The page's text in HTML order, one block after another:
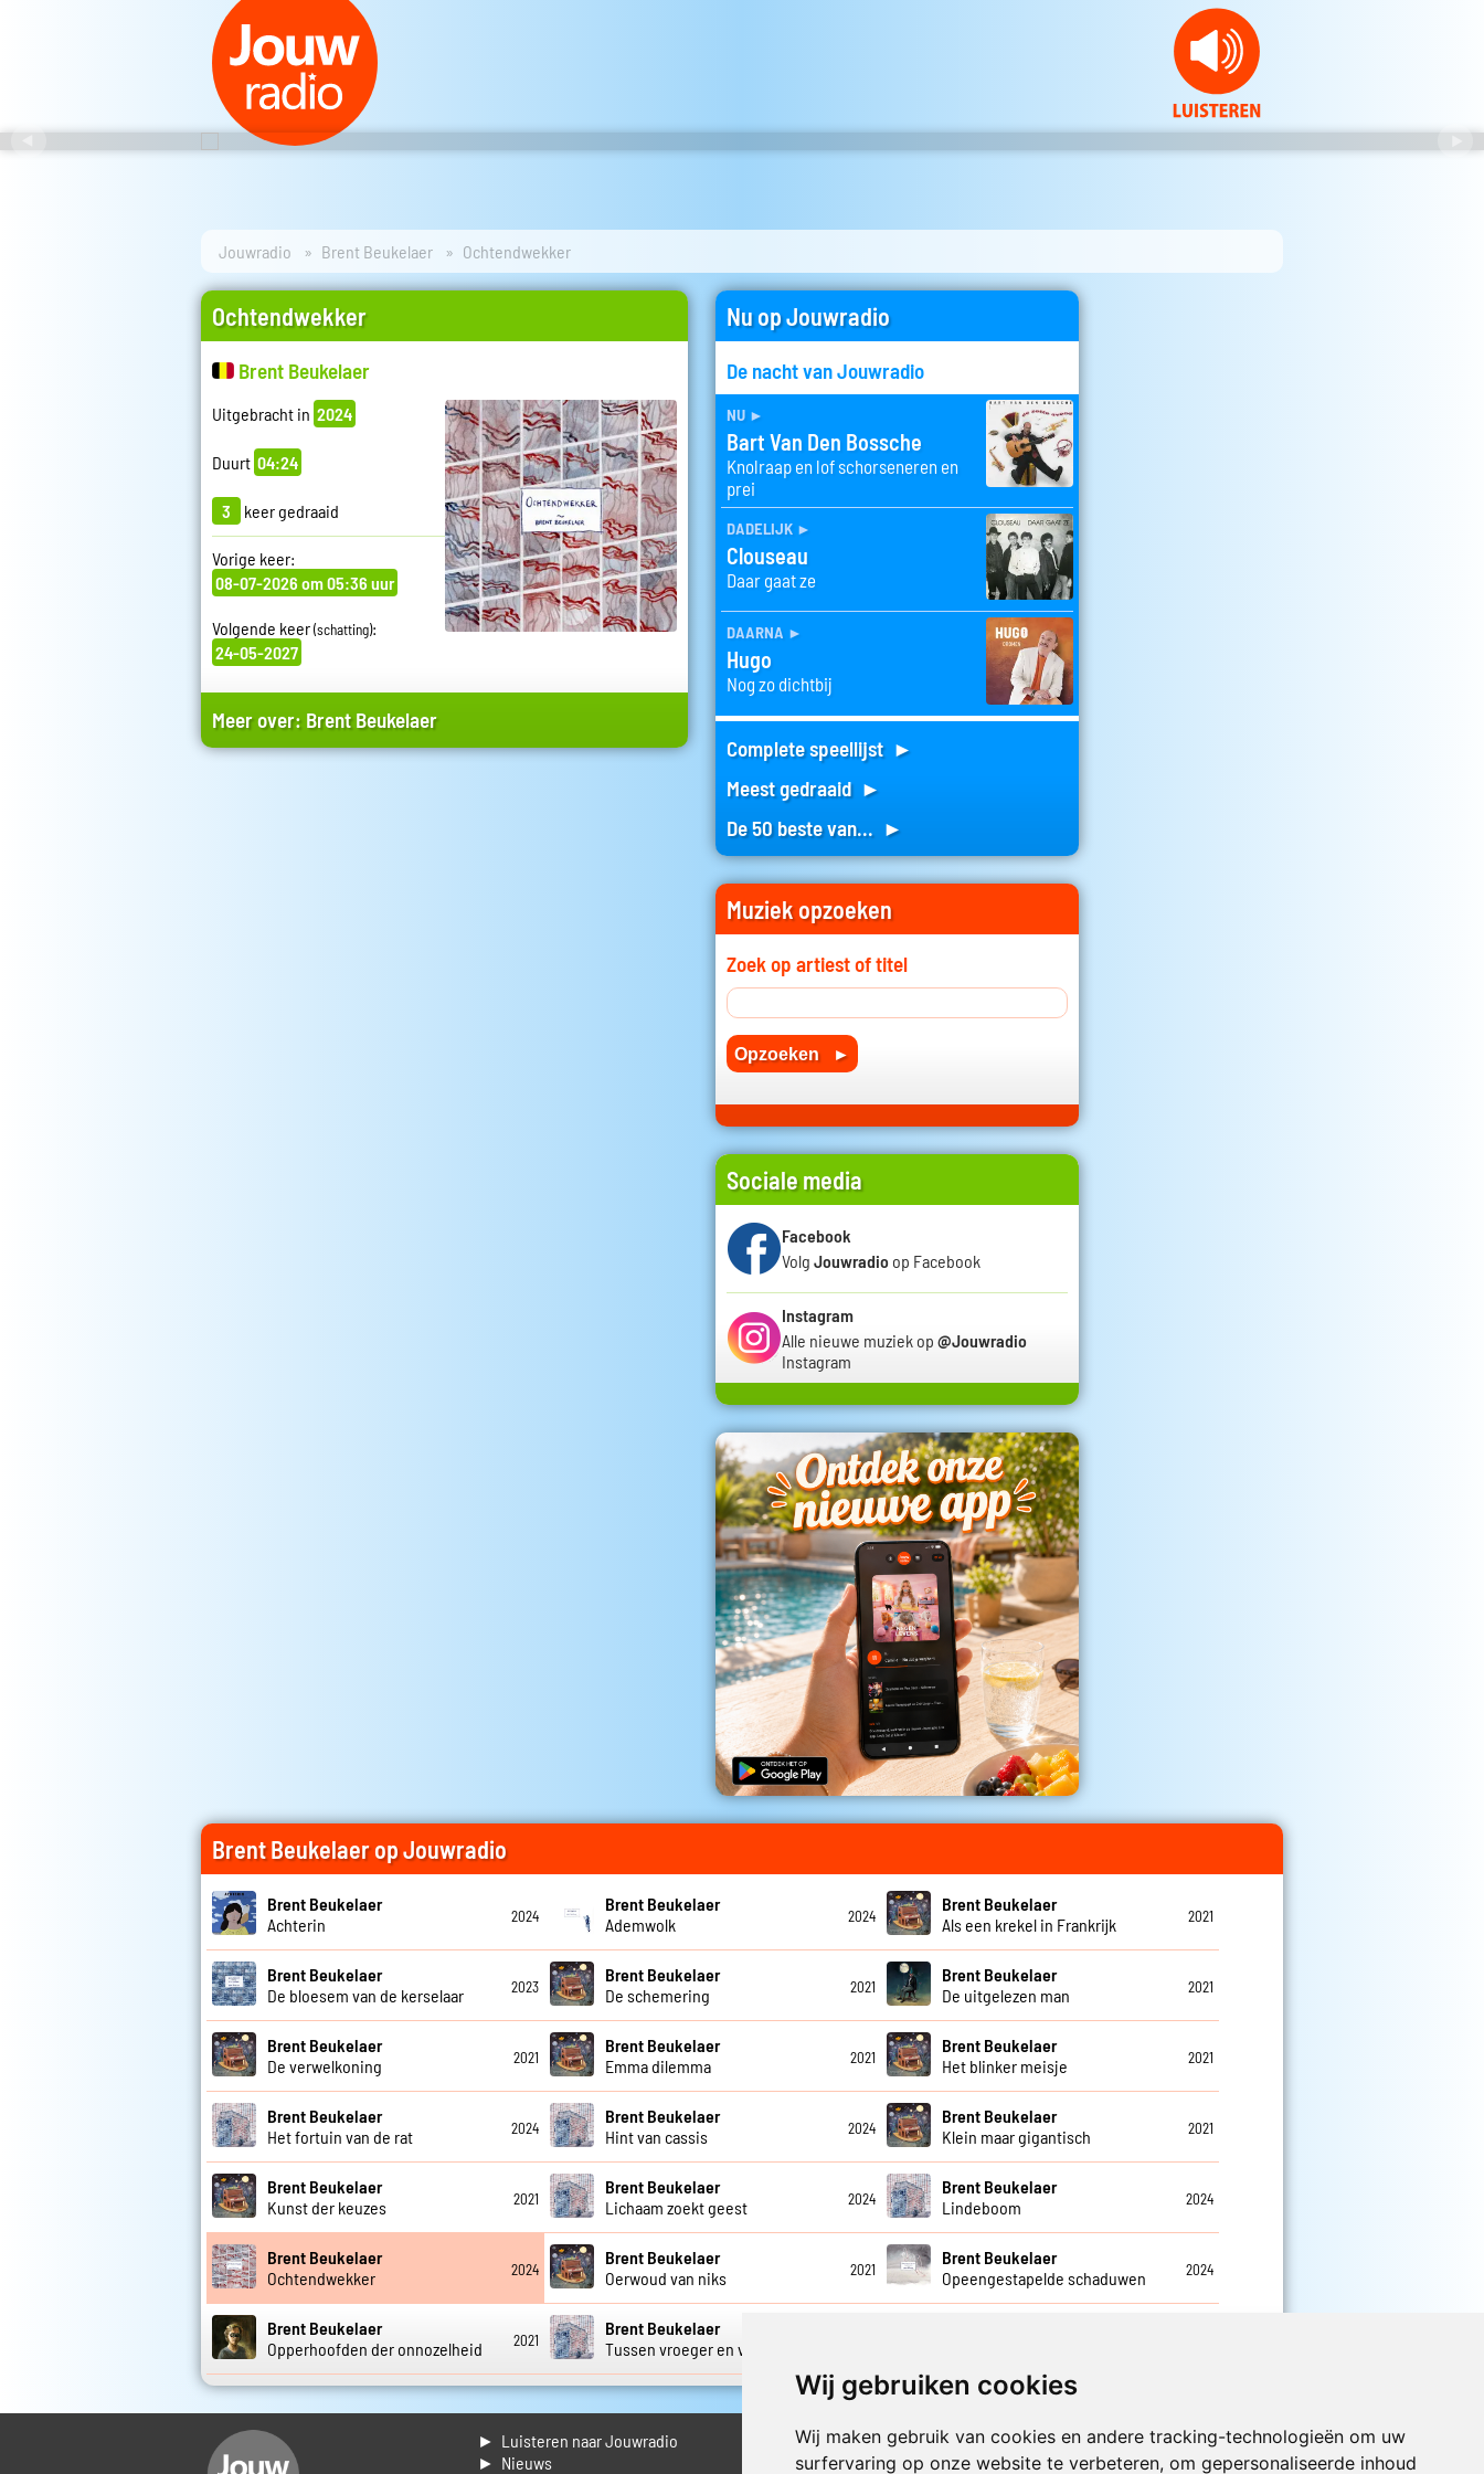
Wij gebruiken cookies
Wij maken gebruik van cookies en andere tracking-technologieën om uw
surfervaring op onze website te verbeteren, om gepersonaliseerde inhoud
Jouwradio Brent Beukelaer Ochtendwekker
Ochtendwekker
Brent Beukelaer
Uitgebracht in 2024
Duurt 04:24
3 keer gedraaid
Vorige keer:
08-07-2026 om 05:36 uur
Volgende keer(schatting):
24-05-2027
Meer over: Brent Beukelaer
Nu op Jouwradio
De nacht van Jouwradio
nu ►
Bart Van Den Bossche
Knolraap en lof schorseneren en
prei
dadelijk ►
Clouseau
Daar gaat ze
daarna ►
Hugo
Nog zo dichtbij
Complete speellijst ►
Meest gedraaid ►
De 50 beste van... ►
Muziek opzoeken
Zoek op artiest of titel
Sociale media
Facebook
Volg Jouwradio op Facebook
Instagram
Alle nieuwe muziek op @Jouwradio
Instagram
Brent Beukelaer op Jouwradio
Brent Beukelaer
Achterin
2024
Brent Beukelaer
Ademwolk
2024
Brent Beukelaer
Als een krekel in Frankrijk
2021
Brent Beukelaer
De bloesem van de kerselaar
2023
Brent Beukelaer
De schemering
2021
Brent Beukelaer
De uitgelezen man
2021
Brent Beukelaer
De verwelkoning
2021
Brent Beukelaer
Emma dilemma
2021
Brent Beukelaer
Het blinker meisje
2021
Brent Beukelaer
Het fortuin van de rat
2024
Brent Beukelaer
Hint van cassis
2024
Brent Beukelaer
Klein maar gigantisch
2021
Brent Beukelaer
Kunst der keuzes
2021
Brent Beukelaer
Lichaam zoekt geest
2024
Brent Beukelaer
Lindeboom
2024
Brent Beukelaer
Ochtendwekker
2024
Brent Beukelaer
Oerwoud van niks
2021
Brent Beukelaer
Opeengestapelde schaduwen
2024
Brent Beukelaer
Opperhoofden der onnozelheid
2021
Brent Beukelaer
Tussen vroeger en vandaag
► Luisteren naar Jouwradio
► Nieuws
► Livestream informatie
► Muziek opzoeken
Luister nu naar Jouwradio! De beste
Nederlandstalige muziek uit de lage